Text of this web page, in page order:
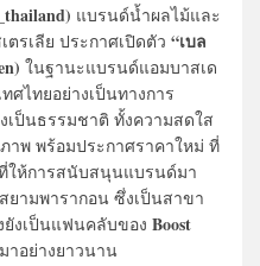
แบรนด์น้ำผลไม้และ
รเลีย ประกาศเปิดตัว “เบล
ในฐานะแบรนด์แอมบาสเด
ศไทยอย่างเป็นทางการ
ป็นธรรมชาติ ทั้งความสดใส
าพ พร้อมประกาศราคาใหม่ ที่
ให้การสนับสนุนแบรนด์มา
ยามพารากอน ซึ่งเป็นสาขา
ยังเป็นแฟนคลับของ Boost
าอย่างยาวนาน